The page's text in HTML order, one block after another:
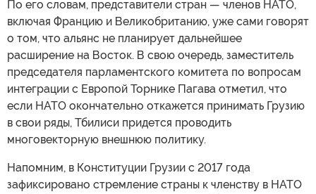
По его словам, представители стран — членов НАТО,
включая Францию и Великобританию, уже сами говорят
о том, что альянс не планирует дальнейшее
расширение на Восток. В свою очередь, заместитель
председателя парламентского комитета по вопросам
интеграции с Европой Торнике Пагава отметил, что
если НАТО окончательно откажется принимать Грузию
в свои ряды, Тбилиси придется проводить
многовекторную внешнюю политику.
Напомним, в Конституции Грузии с 2017 года
зафиксировано стремление страны к членству в НАТО